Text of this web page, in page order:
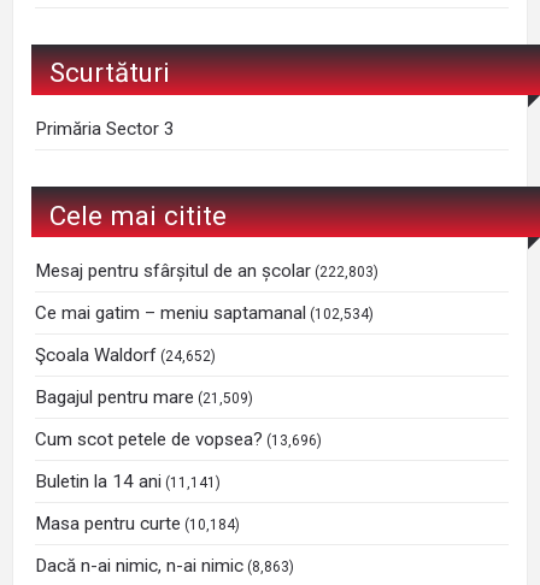
Scurtături
Primăria Sector 3
Cele mai citite
Mesaj pentru sfârșitul de an școlar (222,803)
Ce mai gatim – meniu saptamanal (102,534)
Şcoala Waldorf (24,652)
Bagajul pentru mare (21,509)
Cum scot petele de vopsea? (13,696)
Buletin la 14 ani (11,141)
Masa pentru curte (10,184)
Dacă n-ai nimic, n-ai nimic (8,863)